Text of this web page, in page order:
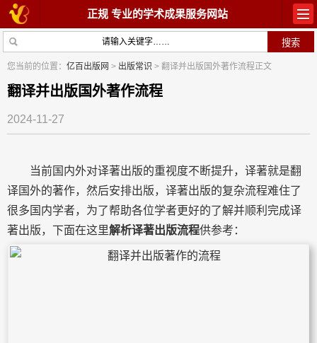
正规 专业的学术成果服务网站
学术著作
在线咨询 关于我们
您当前的位置： 亿百出版网 > 出版常识 > 翻译并出版国外著作流程正文
翻译并出版国外著作流程
2024-11-27
当前国内外对译著出版的重视度不断提升，译著就是翻
译国外的著作，然后安排出版，译著出版的复杂流程难住了
很多国内学者，为了帮助各位学者更好的了解并顺利完成译
著出版，下面在这里解析译著出版流程供参考：